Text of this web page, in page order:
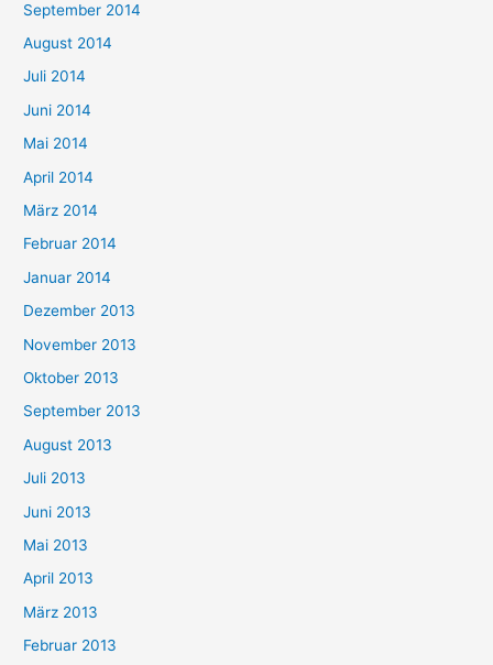
September 2014
August 2014
Juli 2014
Juni 2014
Mai 2014
April 2014
März 2014
Februar 2014
Januar 2014
Dezember 2013
November 2013
Oktober 2013
September 2013
August 2013
Juli 2013
Juni 2013
Mai 2013
April 2013
März 2013
Februar 2013